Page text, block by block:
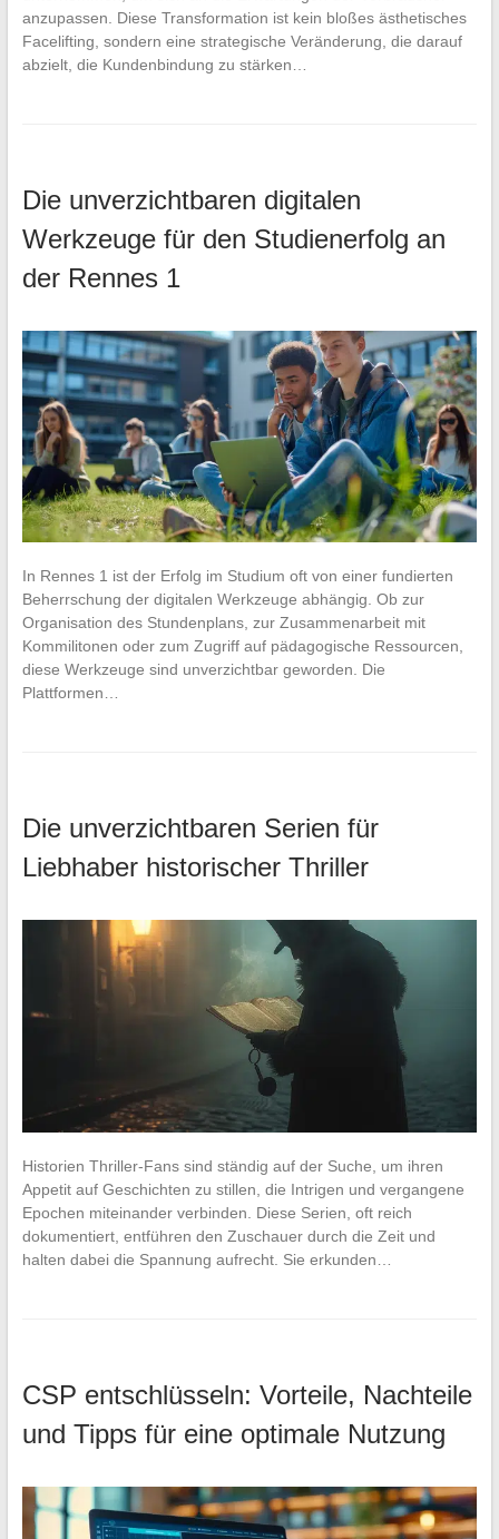
anzupassen. Diese Transformation ist kein bloßes ästhetisches
Facelifting, sondern eine strategische Veränderung, die darauf
abzielt, die Kundenbindung zu stärken…
Die unverzichtbaren digitalen
Werkzeuge für den Studienerfolg an
der Rennes 1
In Rennes 1 ist der Erfolg im Studium oft von einer fundierten
Beherrschung der digitalen Werkzeuge abhängig. Ob zur
Organisation des Stundenplans, zur Zusammenarbeit mit
Kommilitonen oder zum Zugriff auf pädagogische Ressourcen,
diese Werkzeuge sind unverzichtbar geworden. Die
Plattformen…
Die unverzichtbaren Serien für
Liebhaber historischer Thriller
Historien Thriller-Fans sind ständig auf der Suche, um ihren
Appetit auf Geschichten zu stillen, die Intrigen und vergangene
Epochen miteinander verbinden. Diese Serien, oft reich
dokumentiert, entführen den Zuschauer durch die Zeit und
halten dabei die Spannung aufrecht. Sie erkunden…
CSP entschlüsseln: Vorteile, Nachteile
und Tipps für eine optimale Nutzung